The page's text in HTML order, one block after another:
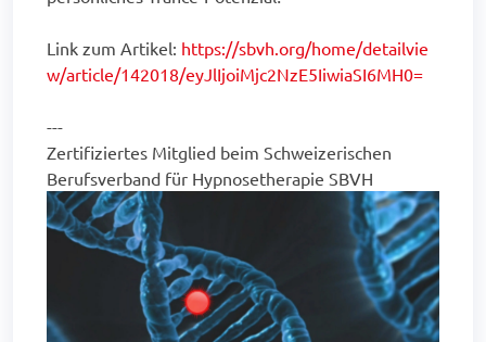
Link zum Artikel: https://sbvh.org/home/detailvie
w/article/142018/eyJlIjoiMjc2NzE5IiwiaSI6MH0=
---
Zertifiziertes Mitglied beim Schweizerischen
Berufsverband für Hypnosetherapie SBVH